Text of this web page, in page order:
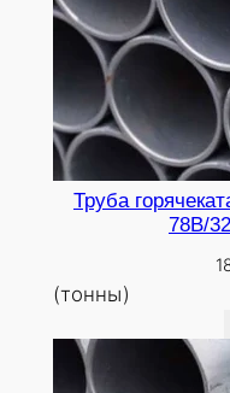
Труба
78В/
(тонны)